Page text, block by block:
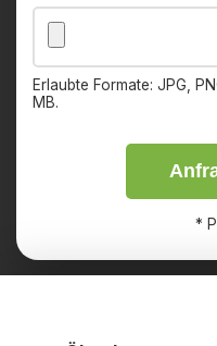
Erlaubte Formate: JPG,
MB.
*